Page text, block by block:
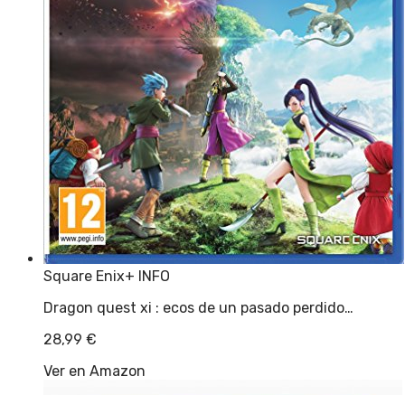
Square Enix+ INFO
Dragon quest xi : ecos de un pasado perdido…
28,99 €
Ver en Amazon